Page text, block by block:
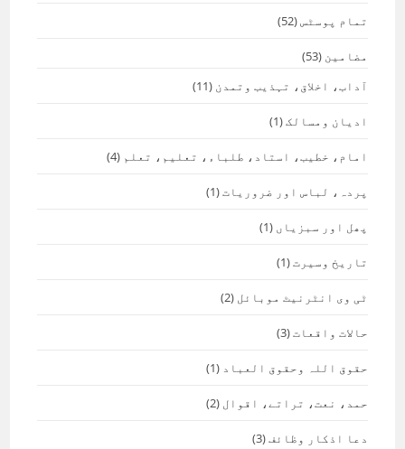
تمام پوسٹس(52)
مضامین (53)
آداب، اخلاق، تہذیب وتمدن (11)
ادیان ومسالک(1)
امام، خطیب، استاد، طلباء، تعلیم، تعلم (4)
پردہ، لباس اور ضروریات(1)
پھل اور سبزیاں (1)
تاریخ وسیرت(1)
ٹی وی انٹرنیٹ موبائل (2)
حالات واقعات(3)
حقوق اللہ وحقوق العباد (1)
حمد، نعت، تراتے، اقوال (2)
دعا اذکار وظائف(3)